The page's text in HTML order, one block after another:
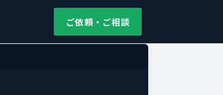
ご依頼・ご相談